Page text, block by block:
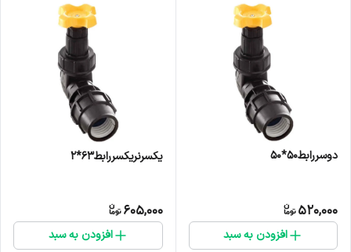
دوسررابط۵۰*۵۰
520,000
افزودن به سبد
یکسرنریکسررابط۶۳*۲
605,000
افزودن به سبد